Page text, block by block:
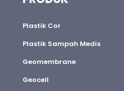
Plastik Cor
Plastik Sampah Medis
Geomembrane
Geocell